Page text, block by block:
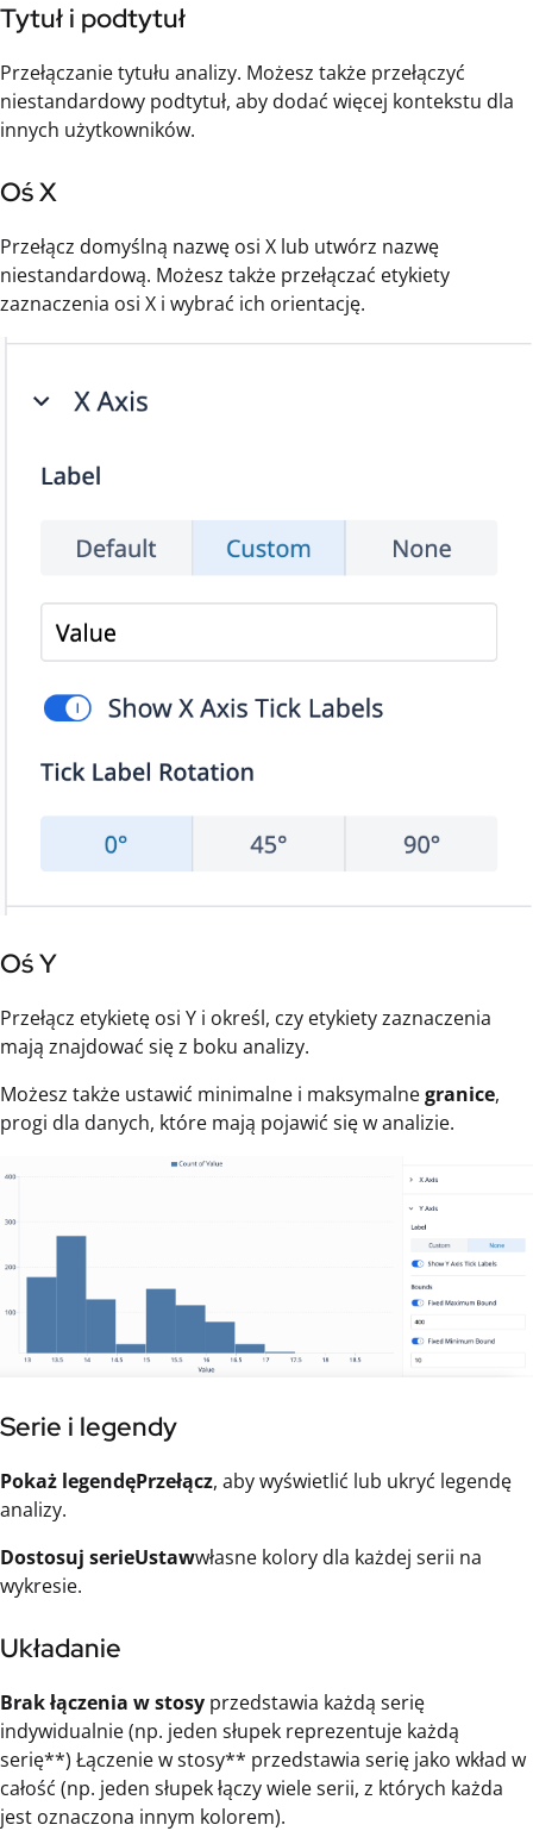
Tytuł i podtytuł
Przełączanie tytułu analizy. Możesz także przełączyć
niestandardowy podtytuł, aby dodać więcej kontekstu dla
innych użytkowników.
Oś X
Przełącz domyślną nazwę osi X lub utwórz nazwę
niestandardową. Możesz także przełączać etykiety
zaznaczenia osi X i wybrać ich orientację.
Oś Y
Przełącz etykietę osi Y i określ, czy etykiety zaznaczenia
mają znajdować się z boku analizy.
Możesz także ustawić minimalne i maksymalnegranice,
progi dla danych, które mają pojawić się w analizie.
Serie i legendy
Pokaż legendęPrzełącz, aby wyświetlić lub ukryć legendę
analizy.
Dostosuj serieUstawwłasne kolory dla każdej serii na
wykresie.
Układanie
Brak łączenia w stosy przedstawia każdą serię
indywidualnie (np. jeden słupek reprezentuje każdą
serię**) Łączenie w stosy** przedstawia serię jako wkład w
całość (np. jeden słupek łączy wiele serii, z których każda
jest oznaczona innym kolorem).